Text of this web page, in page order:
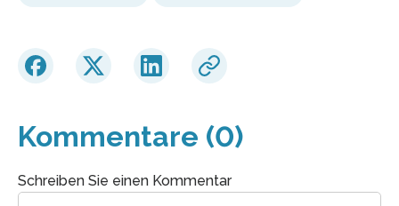
Kommentare (0)
Schreiben Sie einen Kommentar